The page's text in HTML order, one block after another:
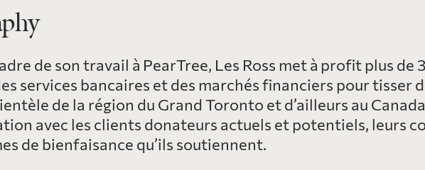
de son travail à PearTree, Les Ross met à profit plus de
services bancaires et des marchés financiers pour tisser
de la région du Grand Toronto et d’ailleurs au
avec les clients donateurs actuels et potentiels, leurs
de bienfaisance qu’ils soutiennent.